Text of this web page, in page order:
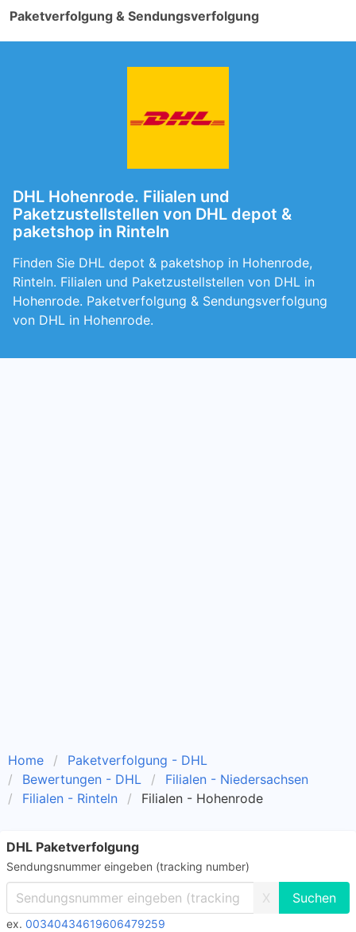
Paketverfolgung & Sendungsverfolgung
DHL Hohenrode. Filialen und
Paketzustellstellen von DHL depot &
paketshop in Rinteln
Finden Sie DHL depot & paketshop in Hohenrode,
Rinteln. Filialen und Paketzustellstellen von DHL in
Hohenrode. Paketverfolgung & Sendungsverfolgung
von DHL in Hohenrode.
Home
Paketverfolgung - DHL
Bewertungen - DHL
Filialen - Niedersachsen
Filialen - Rinteln
Filialen - Hohenrode
DHL Paketverfolgung
Sendungsnummer eingeben (tracking number)
X
ex. 00340434619606479259